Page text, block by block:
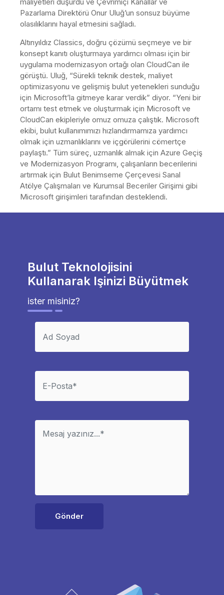
Pazarlama Direktörü Onur Uluğ’un sonsuz büyüme
olasılıklarını hayal etmesini sağladı.
Altınyıldız Classics, doğru çözümü seçmeye ve bir
konsept kanıtı oluşturmaya yardımcı olması için bir
uygulama modernizasyon ortağı olan CloudCan ile
görüştü. Uluğ, “Sürekli teknik destek, maliyet
optimizasyonu ve gelişmiş bulut yetenekleri sunduğu
için Microsoft’la gitmeye karar verdik” diyor. “Yeni bir
ortamı test etmek ve oluşturmak için Microsoft ve
CloudCan ekipleriyle omuz omuza çalıştık. Microsoft
ekibi, bulut kullanımımızı hızlandırmamıza yardımcı
olmak için uzmanlıklarını ve içgörülerini cömertçe
paylaştı.” Tüm süreç, uzmanlık almak için Azure Geçiş
ve Modernizasyon Programı, çalışanların becerilerini
artırmak için Bulut Benimseme Çerçevesi Sanal
Atölye Çalışmaları ve Kurumsal Beceriler Girişimi gibi
Microsoft girişimleri tarafından desteklendi.
Bulut Teknolojisini
Kullanarak Işinizi Büyütmek
ister misiniz?
Gönder